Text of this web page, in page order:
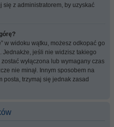
się z administratorem, by uzyskać
w widoku wątku, możesz odkopać go
Jednakże, jeśli nie widzisz takiego
wyłączona lub wymagany czas
nie minął. Innym sposobem na
trzymaj się jednak zasad